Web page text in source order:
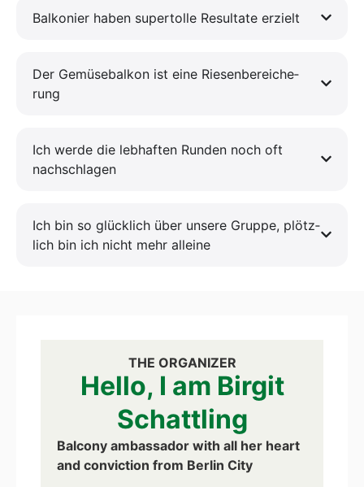
Bal­ko­nier haben super­tol­le Resul­ta­te erzielt
Der Gemü­se­bal­kon ist eine Rie­sen­be­rei­che­
rung
Ich wer­de die leb­haf­ten Run­den noch oft
nach­schla­gen
Ich bin so glück­lich über unse­re Grup­pe, plötz­
lich bin ich nicht mehr allei­ne
THE ORGA­NI­ZER
Hel­lo, I am Bir­git
Schatt­ling
Bal­c­o­ny ambassa­dor with all her heart
and con­vic­tion from Ber­lin City